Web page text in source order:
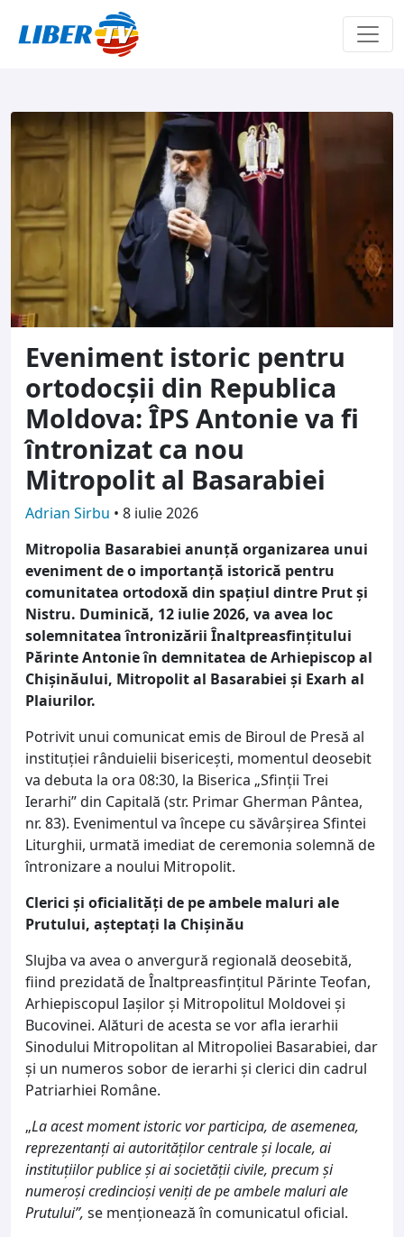
Eveniment istoric pentru
ortodocșii din Republica
Moldova: ÎPS Antonie va fi
întronizat ca nou
Mitropolit al Basarabiei
Adrian Sirbu • 8 iulie 2026
Mitropolia Basarabiei anunță organizarea unui
eveniment de o importanță istorică pentru
comunitatea ortodoxă din spațiul dintre Prut și
Nistru. Duminică, 12 iulie 2026, va avea loc
solemnitatea întronizării Înaltpreasfințitului
Părinte Antonie în demnitatea de Arhiepiscop al
Chișinăului, Mitropolit al Basarabiei și Exarh al
Plaiurilor.
Potrivit unui comunicat emis de Biroul de Presă al
instituției rânduielii bisericești, momentul deosebit
va debuta la ora 08:30, la Biserica „Sfinții Trei
Ierarhi” din Capitală (str. Primar Gherman Pântea,
nr. 83). Evenimentul va începe cu săvârșirea Sfintei
Liturghii, urmată imediat de ceremonia solemnă de
întronizare a noului Mitropolit.
Clerici și oficialități de pe ambele maluri ale
Prutului, așteptați la Chișinău
Slujba va avea o anvergură regională deosebită,
fiind prezidată de Înaltpreasfințitul Părinte Teofan,
Arhiepiscopul Iașilor și Mitropolitul Moldovei și
Bucovinei. Alături de acesta se vor afla ierarhii
Sinodului Mitropolitan al Mitropoliei Basarabiei, dar
și un numeros sobor de ierarhi și clerici din cadrul
Patriarhiei Române.
„La acest moment istoric vor participa, de asemenea,
reprezentanți ai autorităților centrale și locale, ai
instituțiilor publice și ai societății civile, precum și
numeroși credincioși veniți de pe ambele maluri ale
Prutului”, se menționează în comunicatul oficial.